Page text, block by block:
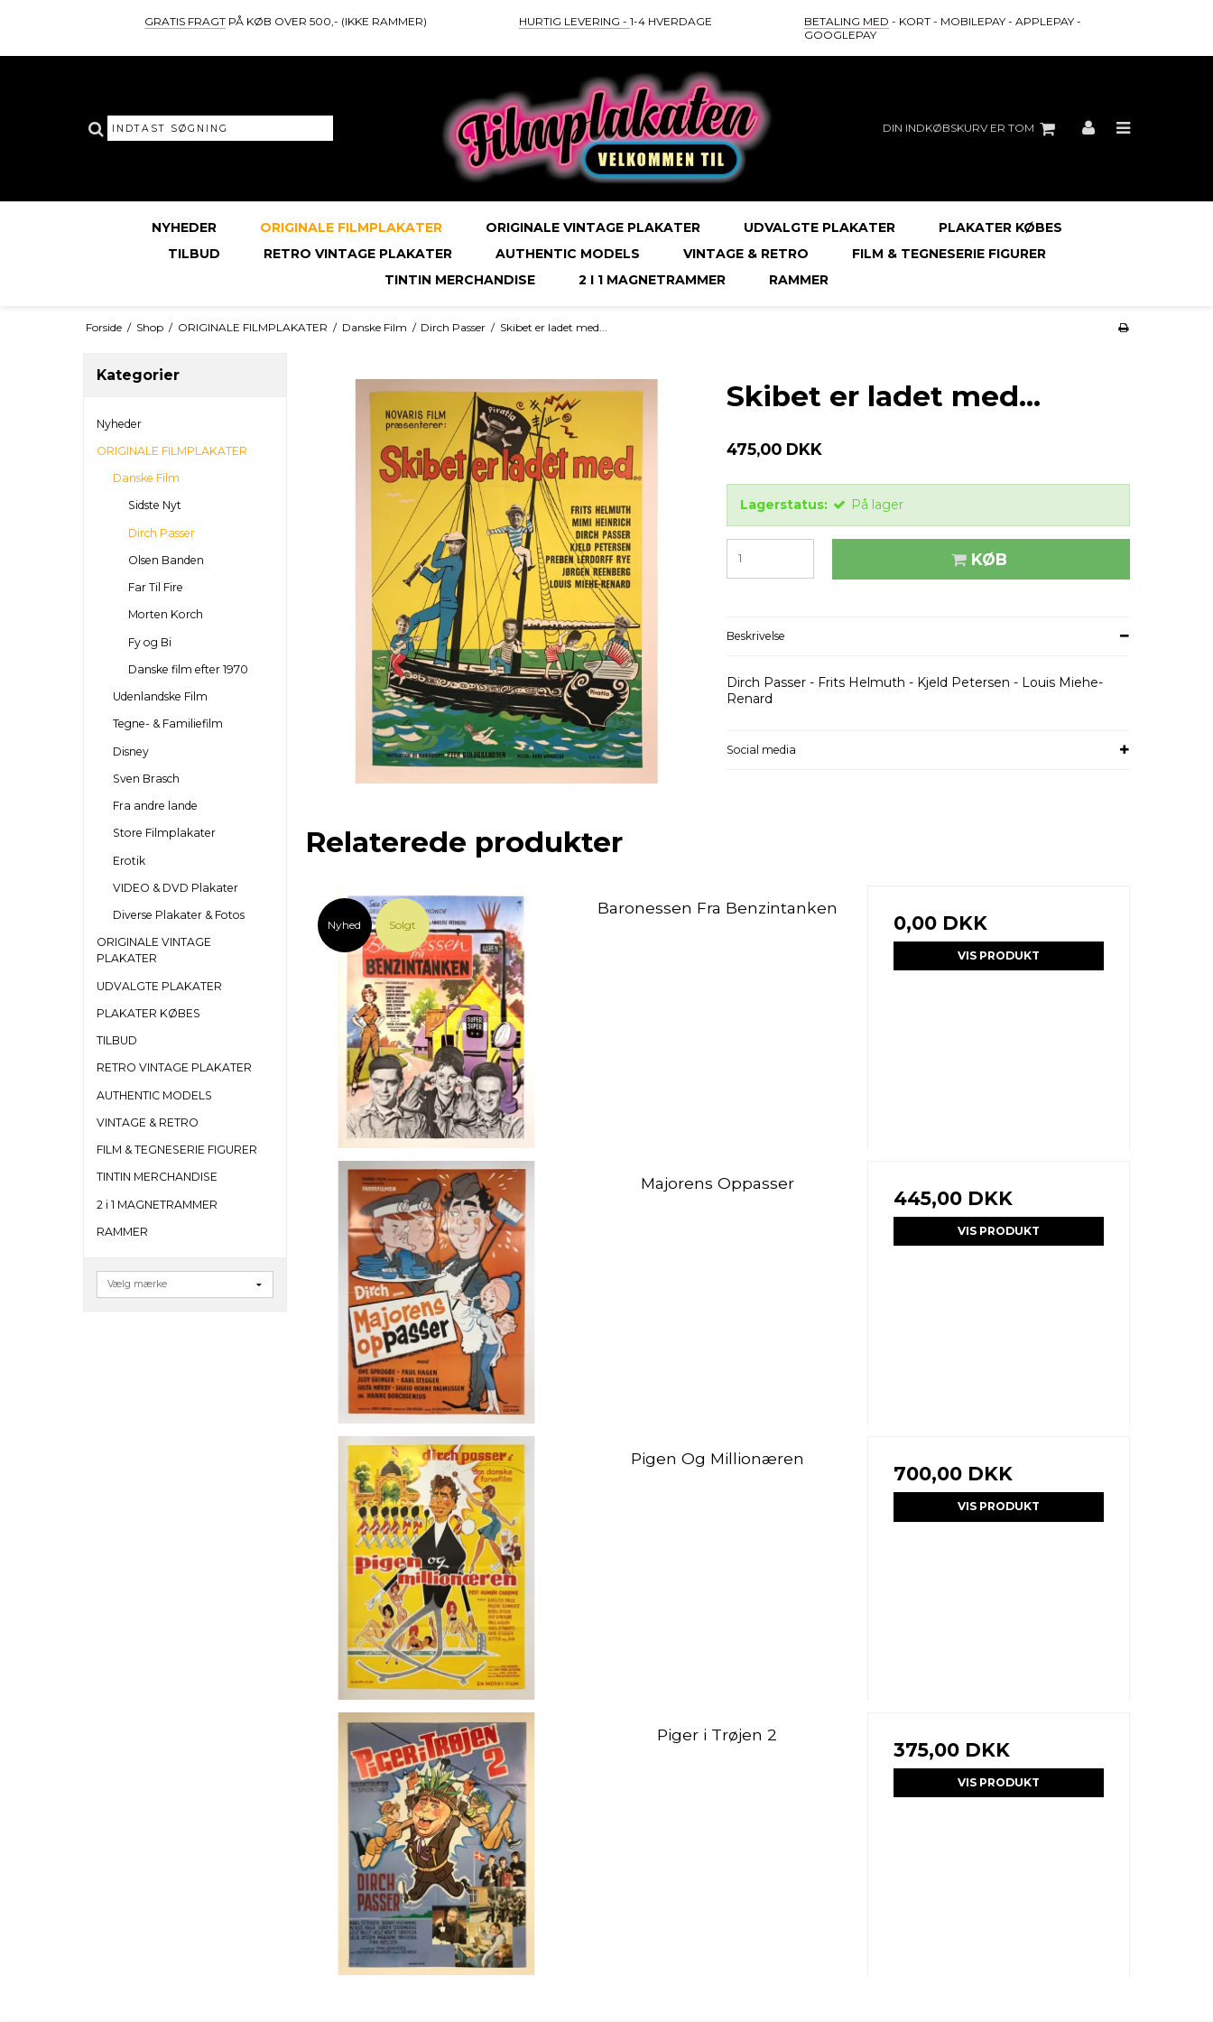
GRATIS FRAGTPÅ KØB OVER 500,- (IKKE RAMMER) HURTIG LEVERING - 1-4 HVERDAGE BETALING MED - KORT - MOBILEPAY - APPLEPAY -
GOOGLEPAY
DIN INDKØBSKURV ER TOM
NYHEDER ORIGINALE FILMPLAKATER ORIGINALE VINTAGE PLAKATER UDVALGTE PLAKATER
PLAKATER KØBES
TILBUD
RETRO VINTAGE PLAKATER AUTHENTIC MODELS VINTAGE & RETRO
FILM & TEGNESERIE FIGURER
TINTIN MERCHANDISE
2 I 1 MAGNETRAMMER RAMMER
Forside / Shop / ORIGINALE FILMPLAKATER / Danske Film / Dirch Passer / Skibet er ladet med...
Kategorier
Nyheder
ORIGINALE FILMPLAKATER
Danske Film
Sidste Nyt
Dirch Passer
Olsen Banden
Far Til Fire
Morten Korch
Fy og Bi
Danske film efter 1970
Udenlandske Film
Tegne- & Familiefilm
Disney
Sven Brasch
Fra andre lande
Store Filmplakater
Erotik
VIDEO & DVD Plakater
Diverse Plakater & Fotos
ORIGINALE VINTAGE
PLAKATER
UDVALGTE PLAKATER
PLAKATER KØBES
TILBUD
RETRO VINTAGE PLAKATER
AUTHENTIC MODELS
VINTAGE & RETRO
FILM & TEGNESERIE FIGURER
TINTIN MERCHANDISE
2 i 1 MAGNETRAMMER
RAMMER
Skibet er ladet med...
475,00 DKK
Lagerstatus: På lager
KØB
Beskrivelse
Dirch Passer - Frits Helmuth - Kjeld Petersen - Louis Miehe-
Renard
Social media
Relaterede produkter
Nyhed Solgt
Baronessen Fra Benzintanken
0,00 DKK
VIS PRODUKT
Majorens Oppasser
445,00 DKK
VIS PRODUKT
Pigen Og Millionæren
700,00 DKK
VIS PRODUKT
Piger i Trøjen 2
375,00 DKK
VIS PRODUKT